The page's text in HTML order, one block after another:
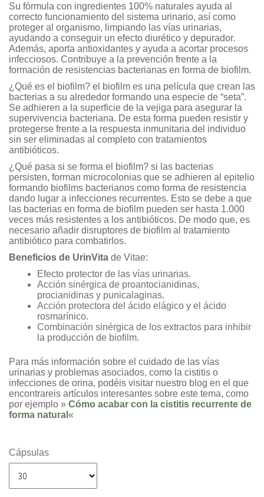
Su fórmula con ingredientes 100% naturales ayuda al
correcto funcionamiento del sistema urinario, así como
proteger al organismo, limpiando las vías urinarias,
ayudando a conseguir un efecto diurético y depurador.
Además, aporta antioxidantes y ayuda a acortar procesos
infecciosos. Contribuye a la prevención frente a la
formación de resistencias bacterianas en forma de biofilm.
¿Qué es el biofilm? el biofilm es una película que crean las
bacterias a su alrededor formando una especie de “seta”.
Se adhieren a la superficie de la vejiga para asegurar la
supervivencia bacteriana. De esta forma pueden resistir y
protegerse frente a la respuesta inmunitaria del individuo
sin ser eliminadas al completo con tratamientos
antibióticos.
¿Qué pasa si se forma el biofilm? si las bacterias
persisten, forman microcolonias que se adhieren al epitelio
formando biofilms bacterianos como forma de resistencia
dando lugar a infecciones recurrentes. Esto se debe a que
las bacterias en forma de biofilm pueden ser hasta 1.000
veces más resistentes a los antibióticos. De modo que, es
necesario añadir disruptores de biofilm al tratamiento
antibiótico para combatirlos.
Beneficios de UrinVita de Vitae:
Efecto protector de las vías urinarias.
Acción sinérgica de proantocianidinas,
procianidinas y punicalaginas.
Acción protectora del ácido elágico y el ácido
rosmarínico.
Combinación sinérgica de los extractos para inhibir
la producción de biofilm.
Para más información sobre el cuidado de las vías
urinarias y problemas asociados, como la cistitis o
infecciones de orina, podéis visitar nuestro blog en el que
encontrareis artículos interesantes sobre este tema, como
por ejemplo » Cómo acabar con la cistitis recurrente de
forma natural «
Cápsulas